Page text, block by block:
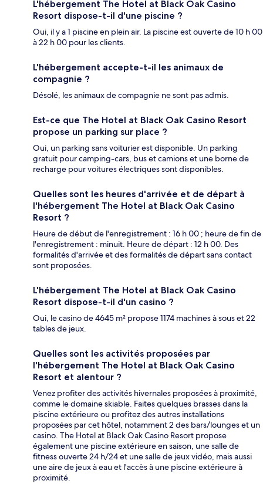
L'hébergement The Hotel at Black Oak Casino
Resort dispose-t-il d'une piscine ?
Oui, il y a 1 piscine en plein air. La piscine est ouverte de 10 h 00
à 22 h 00 pour les clients.
L'hébergement accepte-t-il les animaux de
compagnie ?
Désolé, les animaux de compagnie ne sont pas admis.
Est-ce que The Hotel at Black Oak Casino Resort
propose un parking sur place ?
Oui, un parking sans voiturier est disponible. Un parking
gratuit pour camping-cars, bus et camions et une borne de
recharge pour voitures électriques sont disponibles.
Quelles sont les heures d'arrivée et de départ à
l'hébergement The Hotel at Black Oak Casino
Resort ?
Heure de début de l'enregistrement : 16 h 00 ; heure de fin de
l'enregistrement : minuit. Heure de départ : 12 h 00. Des
formalités d'arrivée et des formalités de départ sans contact
sont proposées.
L'hébergement The Hotel at Black Oak Casino
Resort dispose-t-il d'un casino ?
Oui, le casino de 4645 m² propose 1174 machines à sous et 22
tables de jeux.
Quelles sont les activités proposées par
l'hébergement The Hotel at Black Oak Casino
Resort et alentour ?
Venez profiter des activités hivernales proposées à proximité,
comme le domaine skiable. Faites quelques brasses dans la
piscine extérieure ou profitez des autres installations
proposées par cet hôtel, notamment 2 des bars/lounges et un
casino. The Hotel at Black Oak Casino Resort propose
également une piscine extérieure en saison, une salle de
fitness ouverte 24 h/24 et une salle de jeux vidéo, mais aussi
une aire de jeux à eau et l'accès à une piscine extérieure à
proximité.